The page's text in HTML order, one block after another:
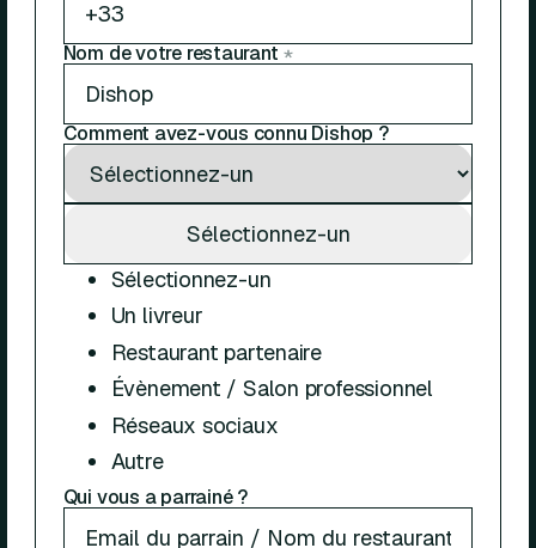
Nom de votre restaurant
Comment avez-vous connu Dishop ?
Sélectionnez-un
Sélectionnez-un
Un livreur
Restaurant partenaire
Évènement / Salon professionnel
Réseaux sociaux
Autre
Qui vous a parrainé ?